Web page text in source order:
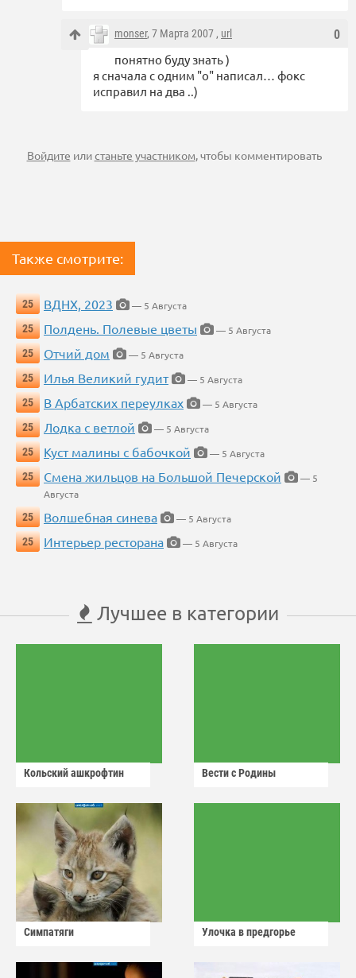
0
monser, 7 Марта 2007 , url
понятно буду знать )
я сначала с одним "о" написал… фокс
исправил на два ..)
Войдите илистаньте участником, чтобы комментировать
Также смотрите:
25 ВДНХ, 2023
— 5 Августа
25
Полдень. Полевые цветы
— 5 Августа
25
Отчий дом
— 5 Августа
25
Илья Великий гудит
— 5 Августа
25
В Арбатских переулках
— 5 Августа
25
Лодка с ветлой
— 5 Августа
25
Куст малины с бабочкой
— 5 Августа
25
Смена жильцов на Большой Печерской
— 5
Августа
25
Волшебная синева
— 5 Августа
25
Интерьер ресторана — 5 Августа
Лучшее в категории
Кольский ашкрофтин Вести с Родины
Симпатяги Улочка в предгорье